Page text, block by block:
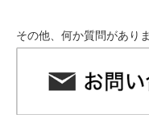
その他、何か質問があり